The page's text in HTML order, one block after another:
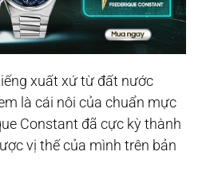
xuất xứ từ đất nước
là cái nôi của chuẩn mực
Constant đã cực kỳ thành
vị thế của mình trên bản